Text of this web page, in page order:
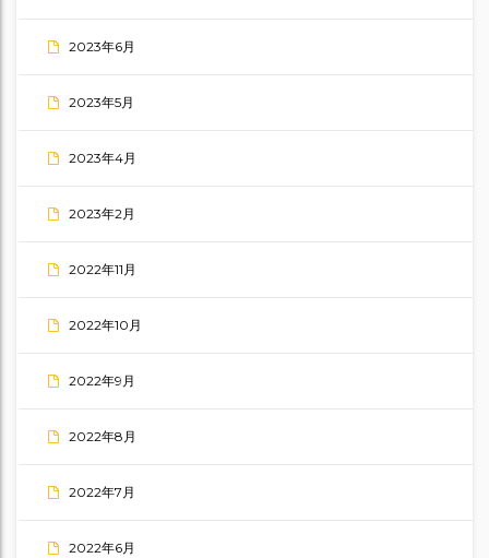
2023年6月
2023年5月
2023年4月
2023年2月
2022年11月
2022年10月
2022年9月
2022年8月
2022年7月
2022年6月